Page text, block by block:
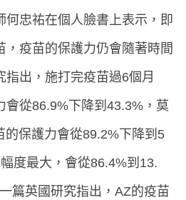
何忠祐在個人臉書上表示，即
，疫苗的保護力仍會隨著時間
出，施打完疫苗過6個月
會從86.9%下降到43.3%，莫
的保護力會從89.2%下降到5
度最大，會從86.4%到13.
篇英國研究指出，AZ的疫苗